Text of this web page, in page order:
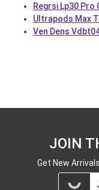
Regrsi Lp30 Pro
Ultrapods Max
Ven Dens
JOIN
Get New